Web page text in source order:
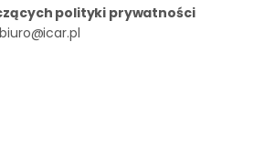
polityki prywatności